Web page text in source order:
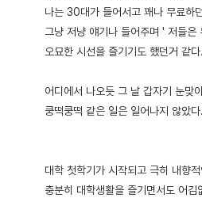
나는 30대가 들어서고 꽤나 무료하
그냥 저냥 얘기나 들어주며 ' 저들
오묘한 시선을 즐기기도 했던거 같다.
어디에서 나오듯 그 날 갑자기 눈맞
쿵떡쿵떡 같은 일은 일어나지 않았
대학 첫학기가 시작되고 극히 내향
충분히 대학생활을 즐기면서도 어김